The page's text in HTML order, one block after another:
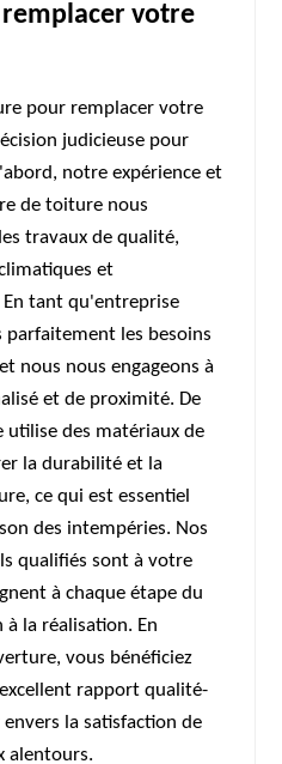
votre
pour remplacer votre
judicieuse pour
notre expérience et
de toiture nous
travaux de qualité,
et
En tant qu'entreprise
parfaitement les besoins
nous nous engageons à
et de proximité. De
utilise des matériaux de
la durabilité et la
ce qui est essentiel
des intempéries. Nos
qualifiés sont à votre
à chaque étape du
la réalisation. En
vous bénéficiez
rapport qualité-
la satisfaction de
alentours.